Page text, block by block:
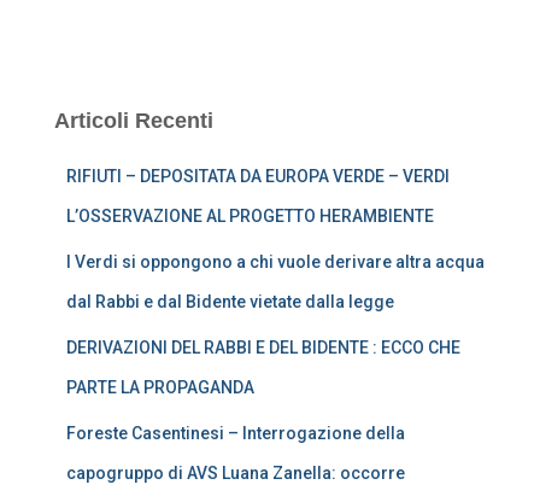
Articoli Recenti
RIFIUTI – DEPOSITATA DA EUROPA VERDE – VERDI
L’OSSERVAZIONE AL PROGETTO HERAMBIENTE
I Verdi si oppongono a chi vuole derivare altra acqua
dal Rabbi e dal Bidente vietate dalla legge
DERIVAZIONI DEL RABBI E DEL BIDENTE : ECCO CHE
PARTE LA PROPAGANDA
Foreste Casentinesi – Interrogazione della
capogruppo di AVS Luana Zanella: occorre